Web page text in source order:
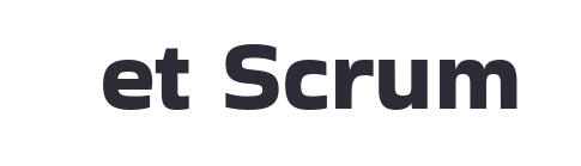
et Scrum